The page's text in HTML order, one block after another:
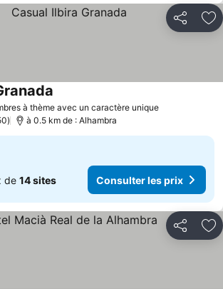
Partager
à thème avec un caractère unique
à 0.5 km de : Alhambra
de 14 sites Consulter les prix
Partager